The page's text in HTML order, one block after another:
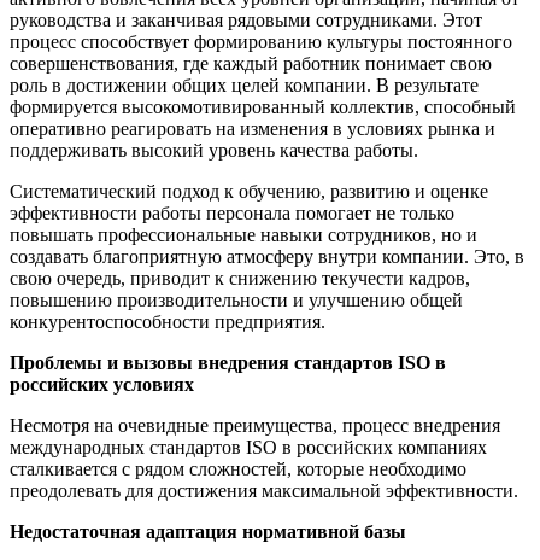
руководства и заканчивая рядовыми сотрудниками. Этот
процесс способствует формированию культуры постоянного
совершенствования, где каждый работник понимает свою
роль в достижении общих целей компании. В результате
формируется высокомотивированный коллектив, способный
оперативно реагировать на изменения в условиях рынка и
поддерживать высокий уровень качества работы.
Систематический подход к обучению, развитию и оценке
эффективности работы персонала помогает не только
повышать профессиональные навыки сотрудников, но и
создавать благоприятную атмосферу внутри компании. Это, в
свою очередь, приводит к снижению текучести кадров,
повышению производительности и улучшению общей
конкурентоспособности предприятия.
Проблемы и вызовы внедрения стандартов ISO в
российских условиях
Несмотря на очевидные преимущества, процесс внедрения
международных стандартов ISO в российских компаниях
сталкивается с рядом сложностей, которые необходимо
преодолевать для достижения максимальной эффективности.
Недостаточная адаптация нормативной базы